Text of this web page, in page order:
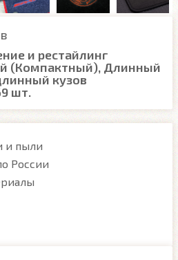
и рестайлинг
(Компактный), Длинный
кузов
шт.
и пыли
России